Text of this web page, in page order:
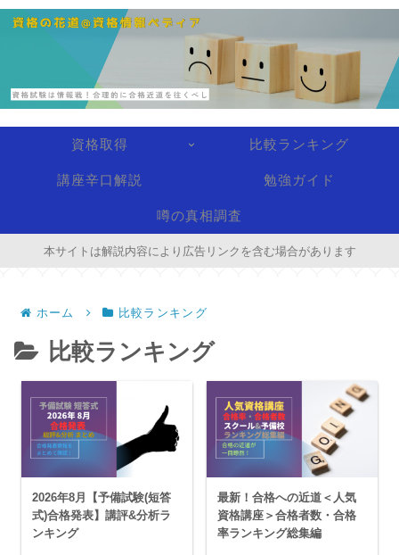
資格取得 比較ランキング
講座辛口解説 勉強ガイド
噂の真相調査
本サイトは解説内容により広告リンクを含む場合があります
ホーム 比較ランキング
比較ランキング
2026年8月【予備試験(短答
式)合格発表】講評&分析ラ
ンキング
最新！合格への近道＜人気
資格講座＞合格者数・合格
率ランキング総集編